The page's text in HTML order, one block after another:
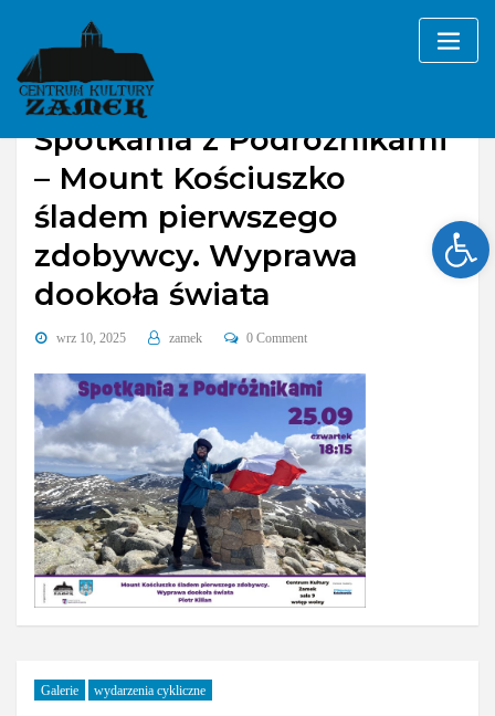
content
Spotkania z Podróżnikami
– Mount Kościuszko
śladem pierwszego
zdobywcy. Wyprawa
dookoła świata
wrz 10, 2025 zamek 0 Comment
Galerie wydarzenia cykliczne